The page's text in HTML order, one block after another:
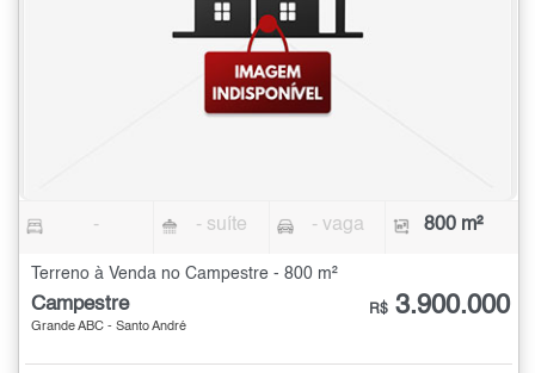
- - suíte - vaga 800 m²
Terreno à Venda no Campestre - 800 m²
Campestre
Grande ABC - Santo André
R$ 3.900.000